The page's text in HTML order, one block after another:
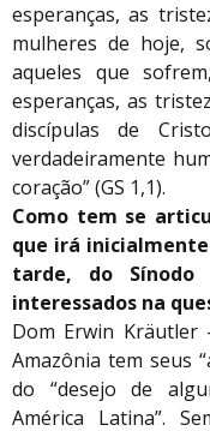
esperanças, as
mulheres de hoje,
aqueles que
esperanças, as
discípulas de
verdadeiramente
coração” (GS 1,1).
Como tem se
que irá
tarde, do Sínodo
interessados na
Dom Erwin Kräutler
Amazônia tem seus
do “desejo de
América Latina”.